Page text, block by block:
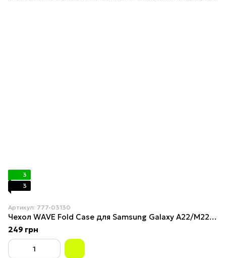
3
3
Артикул: 777-03130
Чехол WAVE Fold Case для Samsung Galaxy A22/M22/M32 (A225F/M225F/M325F) Black
249 грн